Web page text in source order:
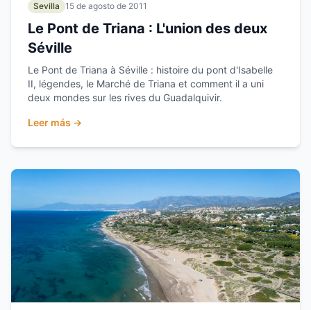
Sevilla 15 de agosto de 2011
Le Pont de Triana : L'union des deux
Séville
Le Pont de Triana à Séville : histoire du pont d'Isabelle
II, légendes, le Marché de Triana et comment il a uni
deux mondes sur les rives du Guadalquivir.
Leer más →